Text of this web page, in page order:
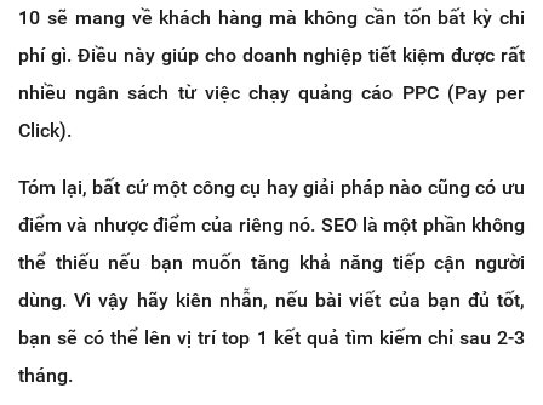
10 sẽ mang về khách hàng mà không cần tốn bất kỳ chi
phí gì. Điều này giúp cho doanh nghiệp tiết kiệm được rất
nhiều ngân sách từ việc chạy quảng cáo PPC (Pay per
Click).
Tóm lại, bất cứ một công cụ hay giải pháp nào cũng có ưu
điểm và nhược điểm của riêng nó. SEO là một phần không
thể thiếu nếu bạn muốn tăng khả năng tiếp cận người
dùng. Vì vậy hãy kiên nhẫn, nếu bài viết của bạn đủ tốt,
bạn sẽ có thể lên vị trí top 1 kết quả tìm kiếm chỉ sau 2-3
tháng.